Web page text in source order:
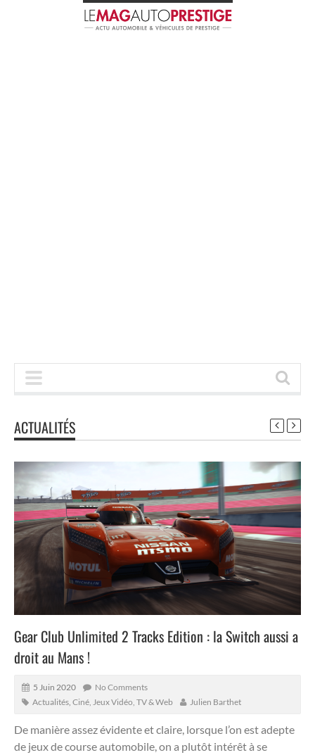
ACTUALITÉS
Gear Club Unlimited 2 Tracks Edition : la Switch aussi a
droit au Mans !
5 Juin 2020
No Comments
Actualités Ciné, Jeux Vidéo, TV & Web Julien Barthet
De manière assez évidente et claire, lorsque l’on est adepte
de jeux de course automobile, on a plutôt intérêt à se